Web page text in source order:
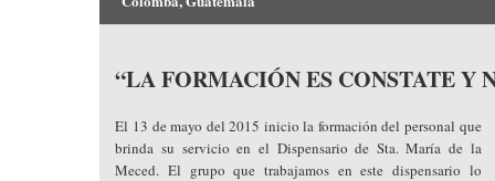
“LA FORMACIÓN ES CONSTATE Y
El 13 de mayo del 2015 inicio la formación del personal que
brinda su servicio en el Dispensario de Sta. María de la
Meced. El grupo que trabajamos en este dispensario lo